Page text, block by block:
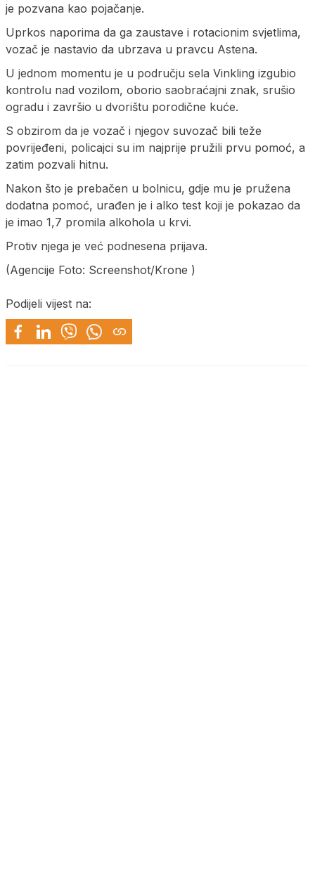
je pozvana kao pojačanje.
Uprkos naporima da ga zaustave i rotacionim svjetlima,
vozač je nastavio da ubrzava u pravcu Astena.
U jednom momentu je u području sela Vinkling izgubio
kontrolu nad vozilom, oborio saobraćajni znak, srušio
ogradu i završio u dvorištu porodične kuće.
S obzirom da je vozač i njegov suvozač bili teže
povrijeđeni, policajci su im najprije pružili prvu pomoć, a
zatim pozvali hitnu.
Nakon što je prebačen u bolnicu, gdje mu je pružena
dodatna pomoć, urađen je i alko test koji je pokazao da
je imao 1,7 promila alkohola u krvi.
Protiv njega je već podnesena prijava.
(Agencije Foto: Screenshot/Krone )
Podijeli vijest na: